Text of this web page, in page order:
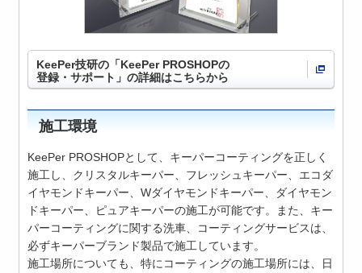
KeePer技研の「KeePer PROSHOPの
登録・サポート」の詳細はこちらから
施工環境
KeePer PROSHOPとして、キーパーコーティングを正しく
施工し、クリスタルキーパー、フレッシュキーパー、エコダ
イヤモンドキーパー、Wダイヤモンドキーパー、ダイヤモン
ドキーパー、ピュアキーパーの施工が可能です。また、キー
パーコーティングに関する洗車、コーティングサービスは、
必ずキーパーブランド製品で施工しています。
施工場所についても、特にコーティングの施工場所には、日